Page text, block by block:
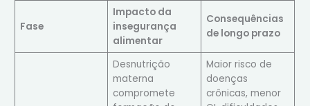
Fase
Impacto da
insegurança
alimentar
Consequências
de longo prazo
Desnutrição
materna
compromete
Maior risco de
doenças
crônicas, menor